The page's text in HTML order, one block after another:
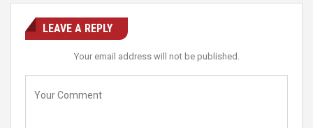
LEAVE A REPLY
Your email address will not be published.